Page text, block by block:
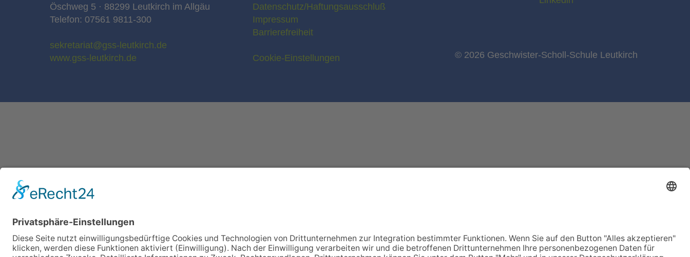
Öschweg 5 · 88299 Leutkirch im Allgäu
Telefon: 07561 9811-300
sekretariat@gss-leutkirch.de
www.gss-leutkirch.de
Datenschutz/Haftungsausschluß
Impressum
Barrierefreiheit
Cookie-Einstellungen © 2026 Geschwister-Scholl-Schule Leutkirch